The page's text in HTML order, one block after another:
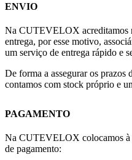
ENVIO
Na CUTEVELOX acreditamos
entrega, por esse motivo,
um serviço de entrega rápido e
De forma a assegurar os prazos
contamos com stock próprio e
PAGAMENTO
Na CUTEVELOX colocamos à
de pagamento: